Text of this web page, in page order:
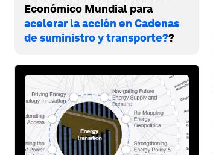
Económico Mundial para
acelerar la acción en Cadenas
de suministro y transporte??